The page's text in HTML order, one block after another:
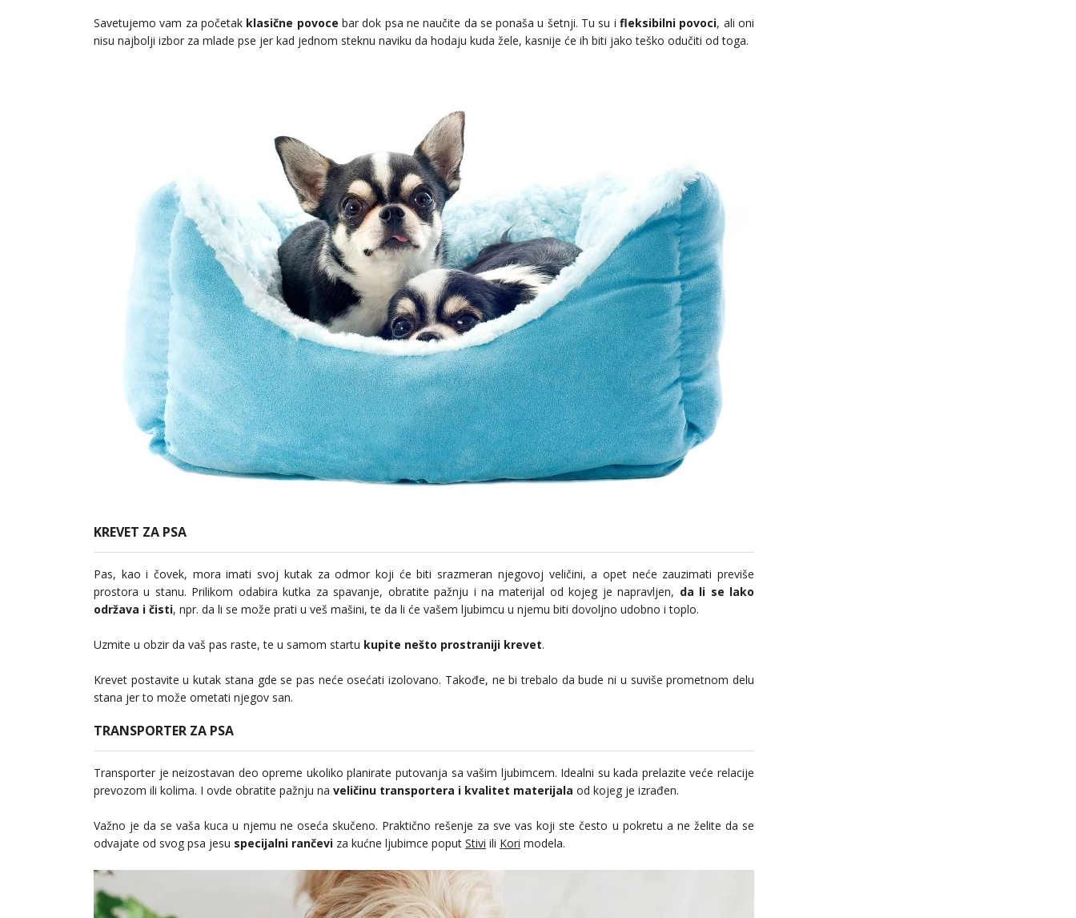
Savetujemo vam za početak klasične povoce bar dok psa ne naučite da se ponaša u šetnji. Tu su ifleksibilni povoci, ali oni
nisu najbolji izbor za mlade pse jer kad jednom steknu naviku da hodaju kuda žele, kasnije će ih biti jako teško odučiti od toga.
KREVET ZA PSA
Pas, kao i čovek, mora imati svoj kutak za odmor koji će biti srazmeran njegovoj veličini, a opet neće zauzimati previše
prostora u stanu. Prilikom odabira kutka za spavanje, obratite pažnju i na materijal od kojeg je napravljen, da li se lako
održava i čisti, npr. da li se može prati u veš mašini, te da li će vašem ljubimcu u njemu biti dovoljno udobno i toplo.
Uzmite u obzir da vaš pas raste, te u samom startu kupite nešto prostraniji krevet.
Krevet postavite u kutak stana gde se pas neće osećati izolovano. Takođe, ne bi trebalo da bude ni u suviše prometnom delu
stana jer to može ometati njegov san.
TRANSPORTER ZA PSA
Transporter je neizostavan deo opreme ukoliko planirate putovanja sa vašim ljubimcem. Idealni su kada prelazite veće relacije
prevozom ili kolima. I ovde obratite pažnju na veličinu transportera i kvalitet materijala od kojeg je izrađen.
Važno je da se vaša kuca u njemu ne oseća skučeno. Praktično rešenje za sve vas koji ste često u pokretu a ne želite da se
odvajate od svog psa jesu specijalni rančevi za kućne ljubimce poput Stivi ili Kori modela.